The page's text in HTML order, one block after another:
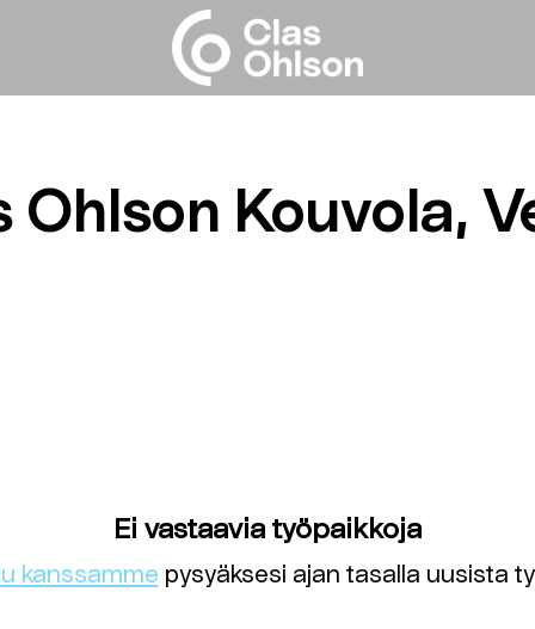
Ohlson Kouvola,
Ei vastaavia työpaikkoja
kanssamme pysyäksesi ajan tasalla uusista